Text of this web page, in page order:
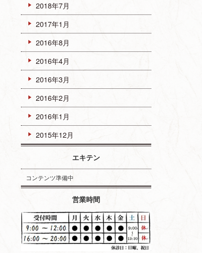
2018年7月
2017年1月
2016年8月
2016年4月
2016年3月
2016年2月
2016年1月
2015年12月
エキテン
コンテンツ準備中
営業時間